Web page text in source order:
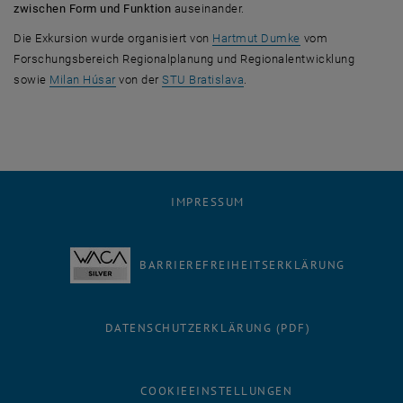
zwischen Form und Funktion auseinander.
Die Exkursion wurde organisiert von Hartmut Dumke vom
Forschungsbereich Regionalplanung und Regionalentwicklung
sowie Milan Húsar von derSTU Bratislava
IMPRESSUM
BARRIEREFREIHEITSERKLÄRUNG
DATENSCHUTZERKLÄRUNG (PDF)
COOKIEEINSTELLUNGEN